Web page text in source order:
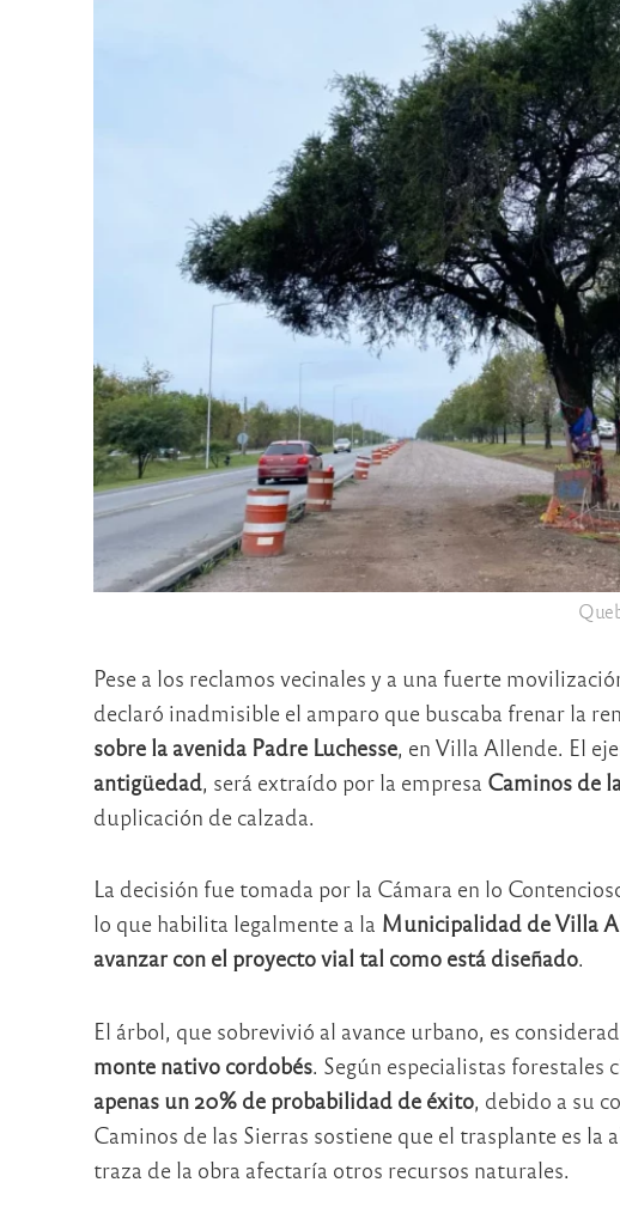
Pese a los reclamos vecinales y a una fuerte
declaró inadmisible el amparo que buscaba frenar la
sobre la avenida Padre Luchesse, en Villa Allende. El
antigüedad , será extraído por la empresa Caminos de
duplicación de calzada.
La decisión fue tomada por la Cámara en lo
lo que habilita legalmente a la Municipalidad de Villa
avanzar con el proyecto vial tal como está diseñado.
El árbol, que sobrevivió al avance urbano, es
monte nativo cordobés. Según especialistas forestales
apenas un 20% de probabilidad de éxito, debido a su
Caminos de las Sierras sostiene que el trasplante es
traza de la obra afectaría otros recursos naturales.